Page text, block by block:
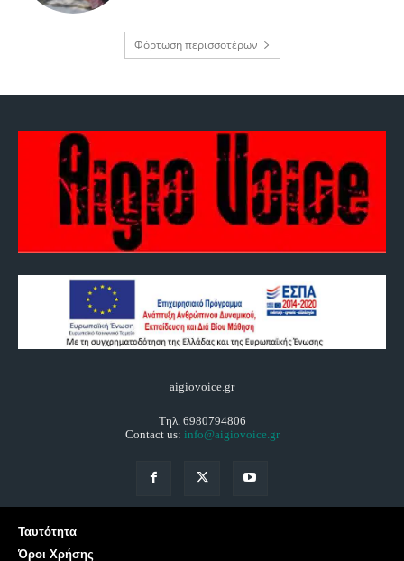
Φόρτωση περισσοτέρων
aigiovoice.gr
Τηλ. 6980794806
Contact us: info@aigiovoice.gr
Ταυτότητα
Όροι Χρήσης